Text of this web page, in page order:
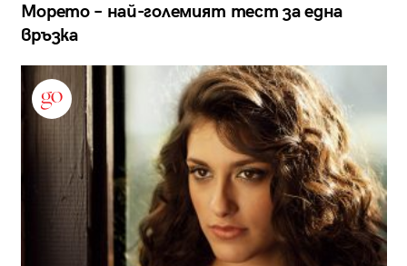
Морето – най-големият тест за една
връзка